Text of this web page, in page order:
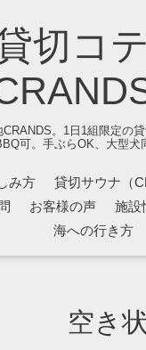
切コ
。1日1組限定の
可。手ぶらOK、大型犬
み方 貸切サウナ（
お客様の声 施設
海への行き方
空き